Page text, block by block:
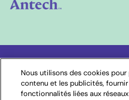
Choisissez votre pays
France
Nous utilisons des cookies pour
contenu et les publicités,
fonctionnalités liées aux